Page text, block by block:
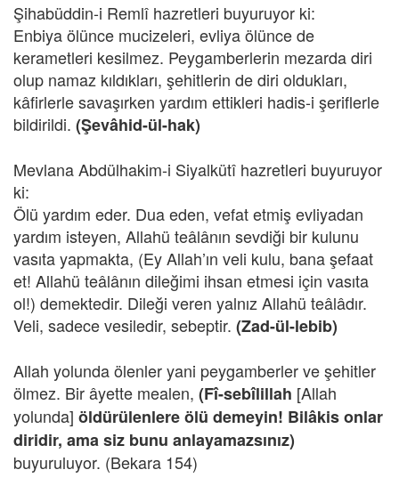
Şihabüddin-i Remlî hazretleri buyuruyor ki:
Enbiya ölünce mucizeleri, evliya ölünce de
kerametleri kesilmez. Peygamberlerin mezarda diri
olup namaz kıldıkları, şehitlerin de diri oldukları,
kâfirlerle savaşırken yardım ettikleri hadis-i şeriflerle
bildirildi. (Şevâhid-ül-hak)
Mevlana Abdülhakim-i Siyalkütî hazretleri buyuruyor
ki:
Ölü yardım eder. Dua eden, vefat etmiş evliyadan
yardım isteyen, Allahü teâlânın sevdiği bir kulunu
vasıta yapmakta, (Ey Allah’ın veli kulu, bana şefaat
et! Allahü teâlânın dileğimi ihsan etmesi için vasıta
ol!) demektedir. Dileği veren yalnız Allahü teâlâdır.
Veli, sadece vesiledir, sebeptir. (Zad-ül-lebib)
Allah yolunda ölenler yani peygamberler ve şehitler
ölmez. Bir âyette mealen, (Fî-sebîlillah [Allah
yolunda] öldürülenlere ölü demeyin! Bilâkis onlar
diridir, ama siz bunu anlayamazsınız)
buyuruluyor. (Bekara 154)